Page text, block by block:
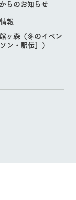
らのお知らせ
報
ヶ森（冬のイベン
ン・駅伝］）